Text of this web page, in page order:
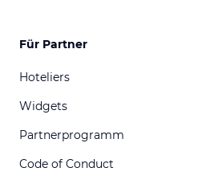
Für Partner
Hoteliers
Widgets
Partnerprogramm
Code of Conduct